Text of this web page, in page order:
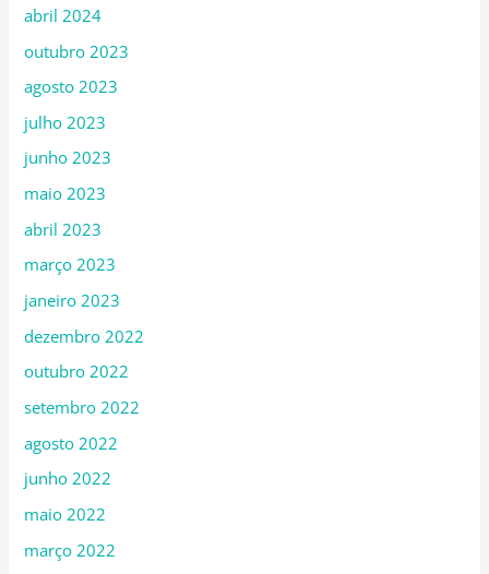
abril 2024
outubro 2023
agosto 2023
julho 2023
junho 2023
maio 2023
abril 2023
março 2023
janeiro 2023
dezembro 2022
outubro 2022
setembro 2022
agosto 2022
junho 2022
maio 2022
março 2022